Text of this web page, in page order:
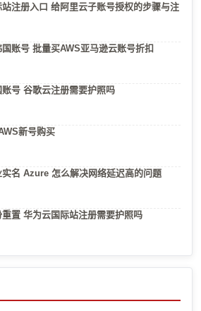
站注册入口 给阿里云子账号授权的步骤与注
账号 批量买AWS亚马逊云账号折扣
号 谷歌云注册需要护照吗
新号购买
名 Azure 怎么解决网络延迟高的问题
置 华为云国际站注册需要护照吗